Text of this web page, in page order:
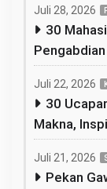
Juli 28, 2026
30
Juli 22, 2026
30
Makna,
Juli 21, 2026
Pekan